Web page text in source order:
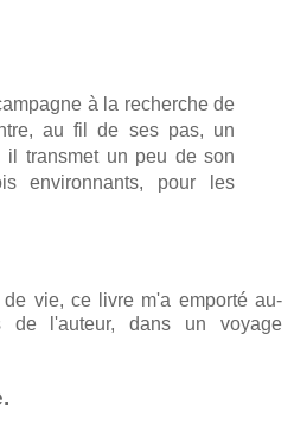
à la recherche de
au fil de ses pas, un
il transmet un peu de son
environnants, pour les
vie, ce livre m'a emporté au-
de l'auteur, dans un voyage